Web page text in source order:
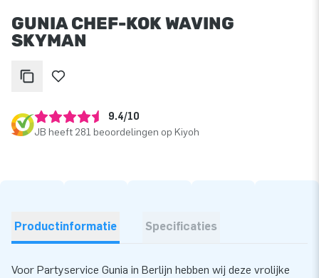
GUNIA CHEF-KOK WAVING
SKYMAN
9.4/10
JB heeft 281 beoordelingen op Kiyoh
Productinformatie Specificaties
Voor Partyservice Gunia in Berlijn hebben wij deze vrolijke